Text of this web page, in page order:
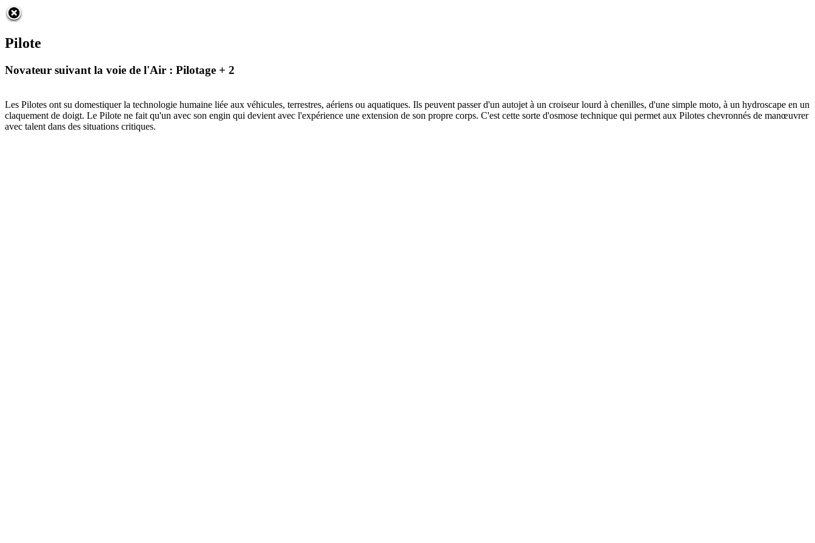
Pilote
Novateur suivant la voie de l'Air : Pilotage + 2
Les Pilotes ont su domestiquer la technologie humaine liée aux véhicules, terrestres, aériens ou aquatiques. Ils peuvent passer d'un autojet à un croiseur lourd à chenilles, d'une simple moto, à un hydroscape en un
claquement de doigt. Le Pilote ne fait qu'un avec son engin qui devient avec l'expérience une extension de son propre corps. C'est cette sorte d'osmose technique qui permet aux Pilotes chevronnés de manœuvrer
avec talent dans des situations critiques.